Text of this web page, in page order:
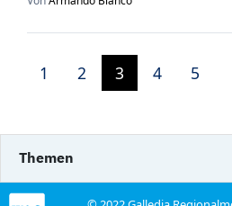
1 2 3 4 5
Themen